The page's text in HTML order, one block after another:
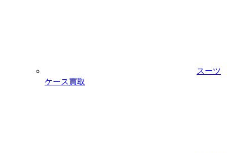
スーツ
ケース買取